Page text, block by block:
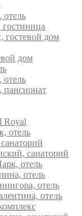
отель
гостевой дом
дом
Royal
отель
санаторий
отель
отель
отель
отель